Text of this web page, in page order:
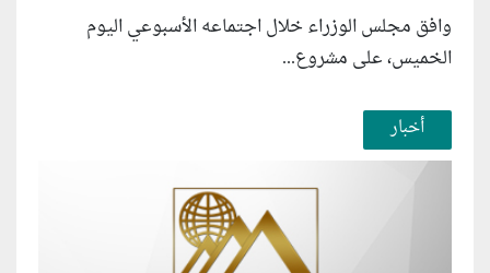
وافق مجلس الوزراء خلال اجتماعه الأسبوعي اليوم
الخميس، على مشروع...
أخبار